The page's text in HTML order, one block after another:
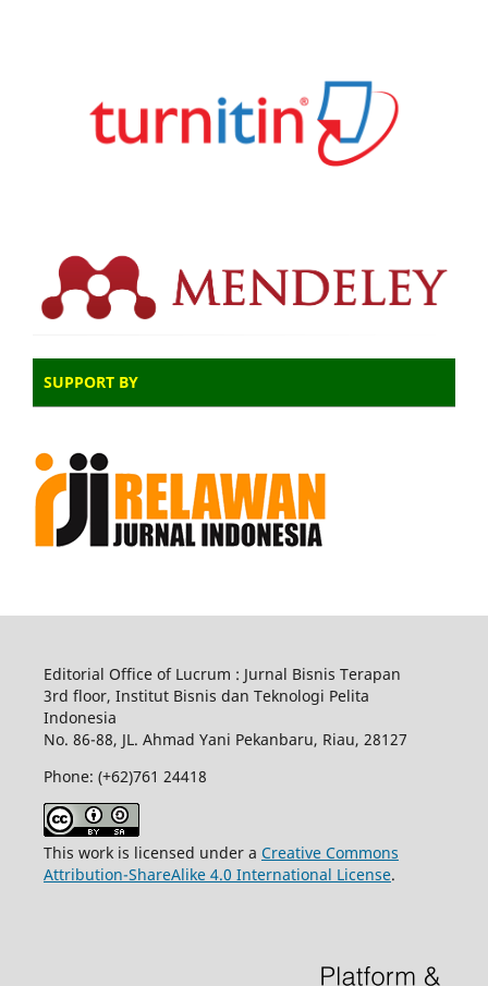
SUPPORT BY
Editorial Office of Lucrum : Jurnal Bisnis Terapan
3rd floor, Institut Bisnis dan Teknologi Pelita
Indonesia
No. 86-88, JL. Ahmad Yani Pekanbaru, Riau, 28127
Phone: (+62)761 24418
This work is licensed under a Creative Commons
Attribution-ShareAlike 4.0 International License.